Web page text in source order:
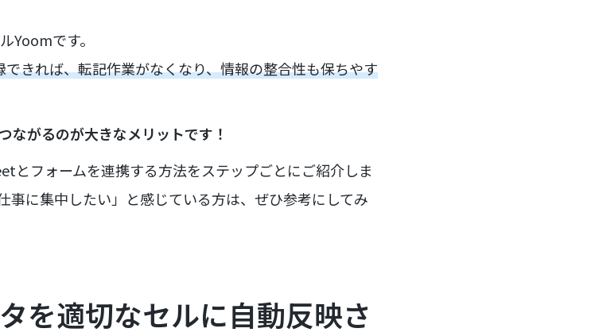
Yoomです。
きれば、転記作業がなくなり、情報の整合性も保ちやす
ながるのが大きなメリットです！
とフォームを連携する方法をステップごとにご紹介しま
事に集中したい」と感じている方は、ぜひ参考にしてみ
を適切なセルに自動反映さ